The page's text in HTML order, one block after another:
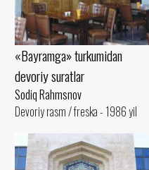
«Bayramga» turkumidan
devoriy suratlar
Sodiq Rahmsnov
Devoriy rasm / freska - 1986 yil